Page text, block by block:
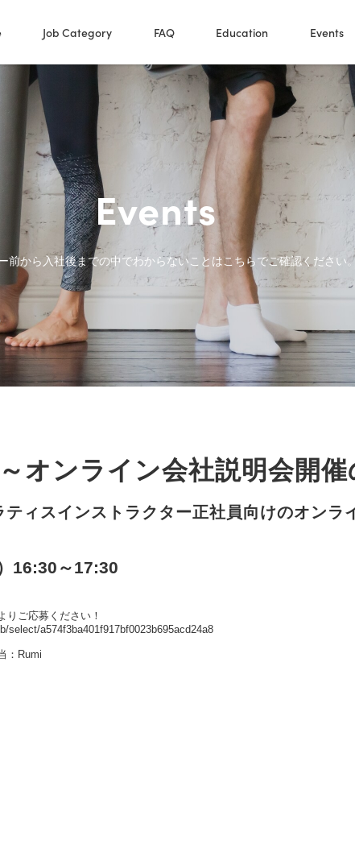
Job Category FAQ Education Events
Events
前から入社後までの中でわからないことはこちらでご確認ください。
オンライン会社説明会開
ティスインストラクター正社員向けのオンラ
16:30～17:30
りご応募ください！
select/a574f3ba401f917bf0023b695acd24a8
：Rumi